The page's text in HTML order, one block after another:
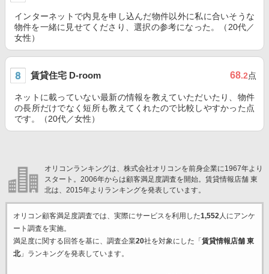
インターネットで内見を申し込んだ物件以外に私に合いそうな
物件を一緒に見せてくださり、選択の参考になった。（20代／
女性）
賃貸住宅 D-room 68.2点
ネットに載っていない最新の情報を教えていただいたり、物件
の長所だけでなく短所も教えてくれたので比較しやすかった点
です。（20代／女性）
オリコンランキングは、株式会社オリコンを前身企業に1967年より
スタート。2006年からは顧客満足度調査を開始。賃貸情報店舗 東
北は、2015年よりランキングを発表しています。
オリコン顧客満足度調査では、実際にサービスを利用した1,552人にアンケ
ート調査を実施。
満足度に関する回答を基に、調査企業20社を対象にした「 賃貸情報店舗 東
北」ランキングを発表しています。